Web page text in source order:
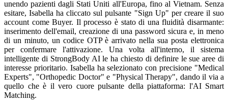
unendo pazienti dagli Stati Uniti all'Europa, fino al Vietnam. Senza
esitare, Isabella ha cliccato sul pulsante "Sign Up" per creare il suo
account come Buyer. Il processo è stato di una fluidità disarmante:
inserimento dell'email, creazione di una password sicura e, in meno
di un minuto, un codice OTP è arrivato nella sua posta elettronica
per confermare l'attivazione. Una volta all'interno, il sistema
intelligente di StrongBody AI le ha chiesto di definire le sue aree di
interesse prioritario. Isabella ha selezionato con precisione "Medical
Experts", "Orthopedic Doctor" e "Physical Therapy", dando il via a
quello che è il vero cuore pulsante della piattaforma: l'AI Smart
Matching.